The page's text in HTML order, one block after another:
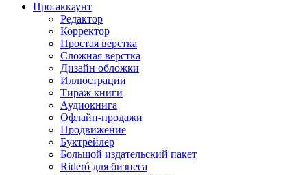
Про-аккаунт
Редактор
Корректор
Простая верстка
Сложная верстка
Дизайн обложки
Иллюстрации
Тираж книги
Аудиокнига
Офлайн-продажи
Продвижение
Буктрейлер
Большой издательский пакет
Rideró для бизнеса